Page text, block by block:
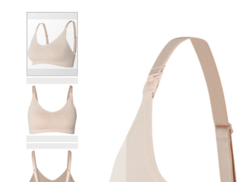
Zum
Ende
der
Bildergalerie
springen